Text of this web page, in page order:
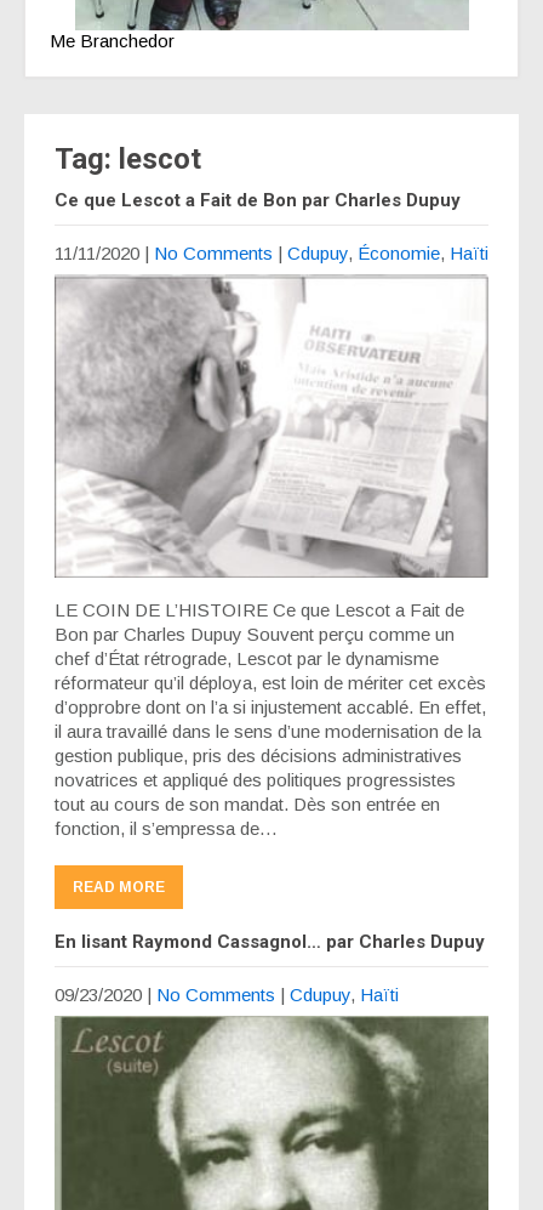
Me Branchedor
Tag: lescot
Ce que Lescot a Fait de Bon par Charles Dupuy
11/11/2020 | No Comments | Cdupuy, Économie, Haïti
LE COIN DE L’HISTOIRE Ce que Lescot a Fait de
Bon par Charles Dupuy Souvent perçu comme un
chef d’État rétrograde, Lescot par le dynamisme
réformateur qu’il déploya, est loin de mériter cet excès
d’opprobre dont on l’a si injustement accablé. En effet,
il aura travaillé dans le sens d’une modernisation de la
gestion publique, pris des décisions administratives
novatrices et appliqué des politiques progressistes
tout au cours de son mandat. Dès son entrée en
fonction, il s’empressa de…
READ MORE
En lisant Raymond Cassagnol… par Charles Dupuy
09/23/2020 | No Comments | Cdupuy, Haïti